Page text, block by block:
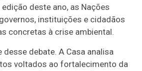
deste ano, as Nações
instituições e cidadãos
concretas à crise ambiental.
desse debate. A Casa analisa
voltados ao fortalecimento da